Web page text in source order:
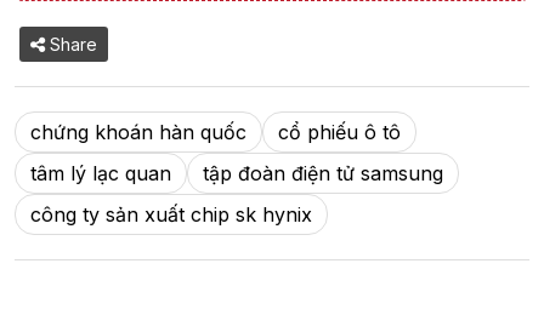
Share
chứng khoán hàn quốc
cổ phiếu ô tô
tâm lý lạc quan
tập đoàn điện tử samsung
công ty sản xuất chip sk hynix